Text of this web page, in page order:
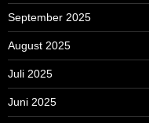
September 2025
August 2025
Juli 2025
Juni 2025